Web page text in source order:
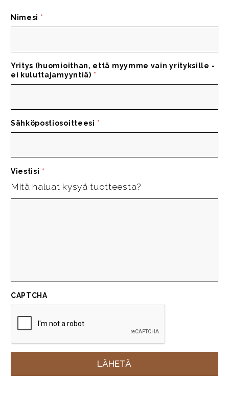
Nimesi *
Yritys (huomioithan, että myymme vain yrityksille -
ei kuluttajamyyntiä) *
Sähköpostiosoitteesi *
Viestisi *
Mitä haluat kysyä tuotteesta?
CAPTCHA